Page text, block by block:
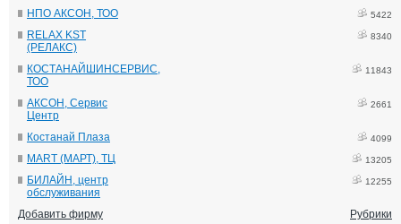
НПО АКСОН, ТОО 5422
RELAX KST
(РЕЛАКС)
8340
КОСТАНАЙШИНСЕРВИС,
ТОО
11843
АКСОН, Сервис
Центр
2661
Костанай Плаза 4099
MART (МАРТ), ТЦ 13205
БИЛАЙН, центр
обслуживания
12255
Добавить фирму Рубрики